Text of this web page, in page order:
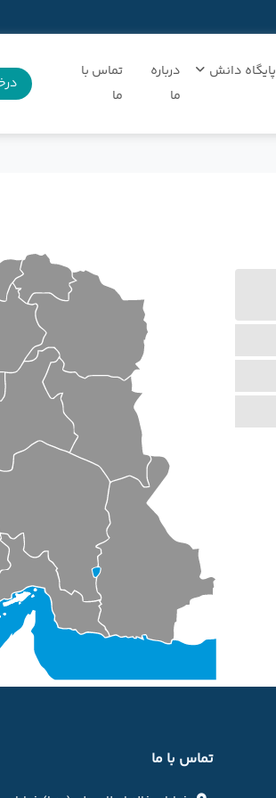
پایگاه دانش
درباره
ما
تماس با
ما
تماس با ما